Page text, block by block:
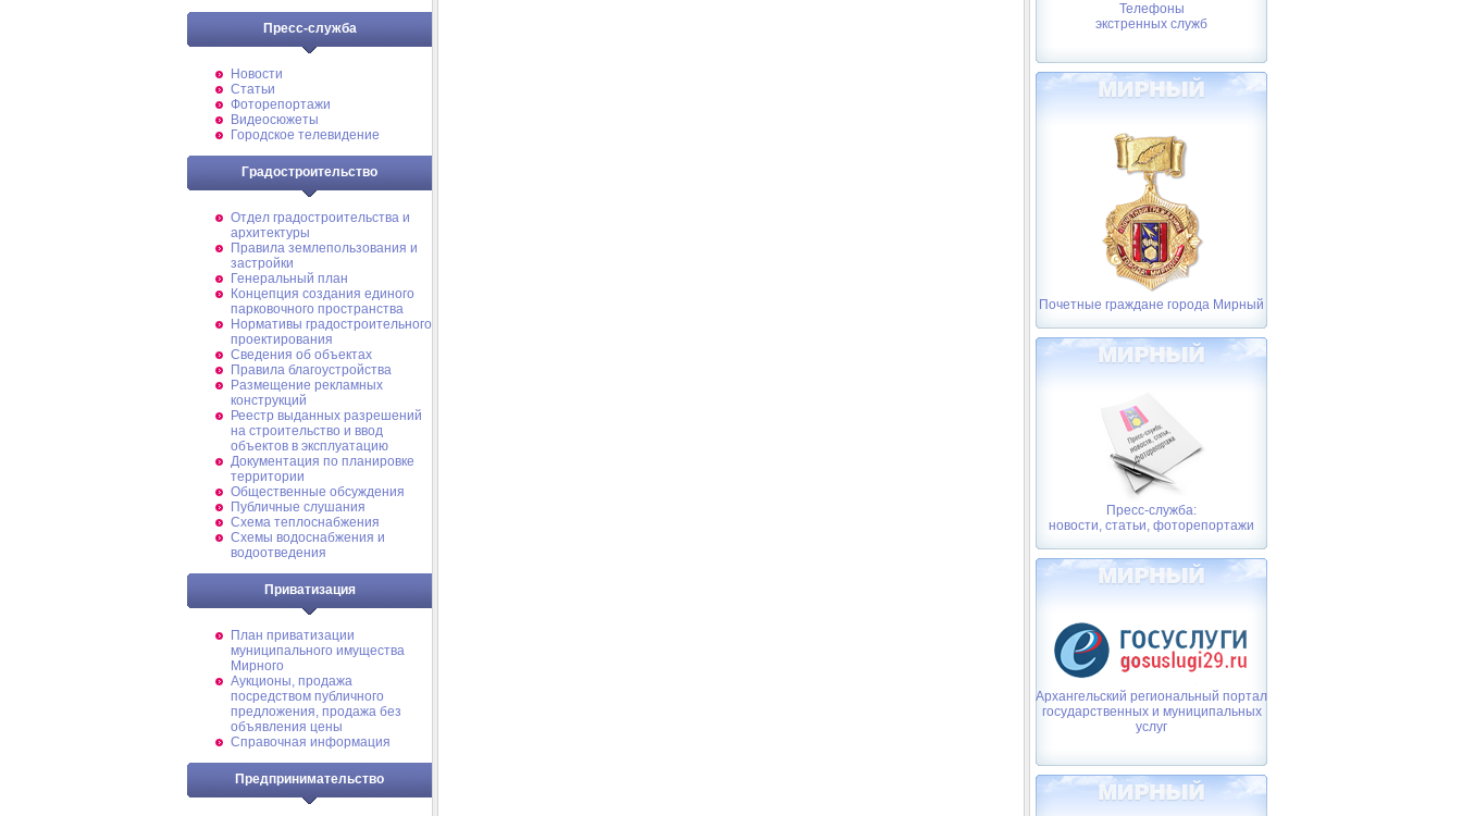
Пресс-служба
Новости
Статьи
Фоторепортажи
Видеосюжеты
Городское телевидение
Градостроительство
Отдел градостроительства и
архитектуры
Правила землепользования и
застройки
Генеральный план
Концепция создания единого
парковочного пространства
Нормативы градостроительного
проектирования
Сведения об объектах
Правила благоустройства
Размещение рекламных
конструкций
Реестр выданных разрешений
на строительство и ввод
объектов в эксплуатацию
Документация по планировке
территории
Общественные обсуждения
Публичные слушания
Схема теплоснабжения
Схемы водоснабжения и
водоотведения
Приватизация
План приватизации
муниципального имущества
Мирного
Аукционы, продажа
посредством публичного
предложения, продажа без
объявления цены
Справочная информация
Предпринимательство
Телефоны
экстренных служб
Почетные граждане города Мирный
Пресс-служба:
новости, статьи, фоторепортажи
Архангельский региональный портал
государственных и муниципальных
услуг